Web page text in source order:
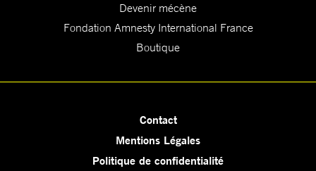
Devenir mécène
Fondation Amnesty International France
Boutique
Contact
Mentions Légales
Politique de confidentialité